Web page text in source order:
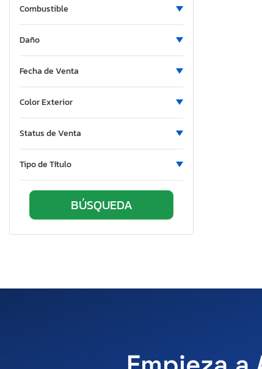
Nevada
New York
Ohio
Oklahoma
Ontario
Rhode Island
Tennessee
Texas
Combustible
Daño
Fecha de Venta
Color Exterior
Status de Venta
Tipo de Título